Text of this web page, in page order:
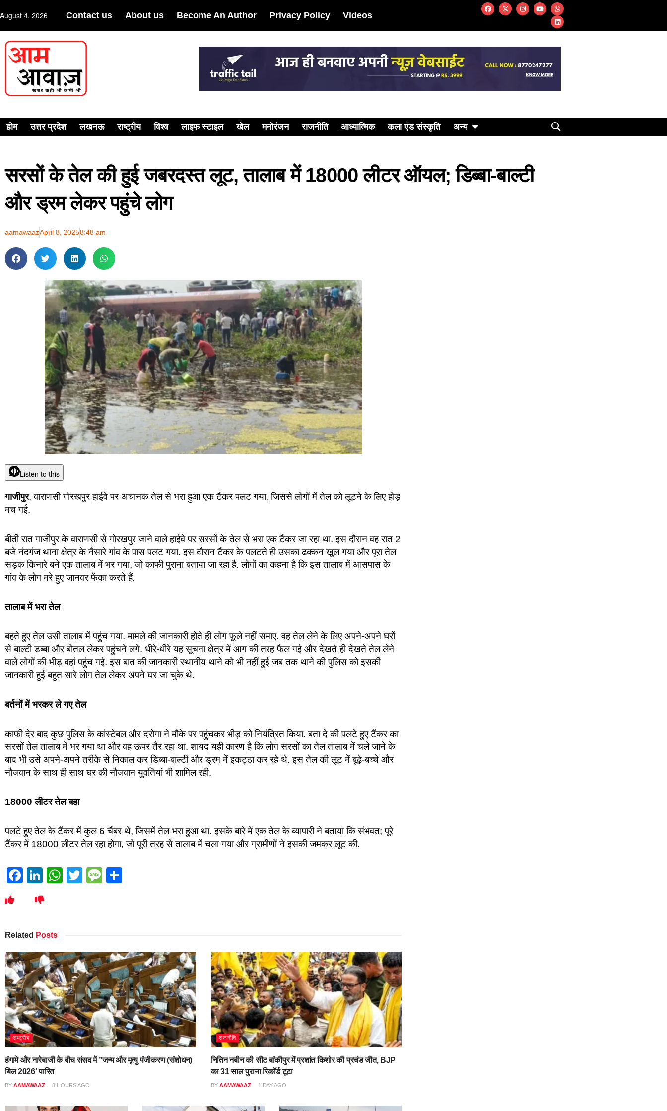
August 4, 2026 Contact us About us Become An Author Privacy Policy Videos
होम उत्तर प्रदेश लखनऊ राष्ट्रीय विश्व लाइफ स्टाइल खेल मनोरंजन राजनीति आध्यात्मिक कला एंड संस्कृति अन्य
सरसों के तेल की हुई जबरदस्त लूट, तालाब में 18000 लीटर ऑयल; डिब्बा-बाल्टी
और ड्रम लेकर पहुंचे लोग
aamawaazApril 8, 20258:48 am
Listen to this
गाजीपुर, वाराणसी गोरखपुर हाईवे पर अचानक तेल से भरा हुआ एक टैंकर पलट गया, जिससे लोगों में तेल को लूटने के लिए होड़
मच गई.
बीती रात गाजीपुर के वाराणसी से गोरखपुर जाने वाले हाईवे पर सरसों के तेल से भरा एक टैंकर जा रहा था. इस दौरान वह रात 2
बजे नंदगंज थाना क्षेत्र के नैसारे गांव के पास पलट गया. इस दौरान टैंकर के पलटते ही उसका ढक्कन खुल गया और पूरा तेल
सड़क किनारे बने एक तालाब में भर गया, जो काफी पुराना बताया जा रहा है. लोगों का कहना है कि इस तालाब में आसपास के
गांव के लोग मरे हुए जानवर फेंका करते हैं.
तालाब में भरा तेल
बहते हुए तेल उसी तालाब में पहुंच गया. मामले की जानकारी होते ही लोग फूले नहीं समाए. वह तेल लेने के लिए अपने-अपने घरों
से बाल्टी डब्बा और बोतल लेकर पहुंचने लगे. धीरे-धीरे यह सूचना क्षेत्र में आग की तरह फैल गई और देखते ही देखते तेल लेने
वाले लोगों की भीड़ वहां पहुंच गई. इस बात की जानकारी स्थानीय थाने को भी नहीं हुई जब तक थाने की पुलिस को इसकी
जानकारी हुई बहुत सारे लोग तेल लेकर अपने घर जा चुके थे.
बर्तनों में भरकर ले गए तेल
काफी देर बाद कुछ पुलिस के कांस्टेबल और दरोगा ने मौके पर पहुंचकर भीड़ को नियंत्रित किया. बता दे की पलटे हुए टैंकर का
सरसों तेल तालाब में भर गया था और वह ऊपर तैर रहा था. शायद यही कारण है कि लोग सरसों का तेल तालाब में चले जाने के
बाद भी उसे अपने-अपने तरीके से निकाल कर डिब्बा-बाल्टी और ड्रम में इकट्ठा कर रहे थे. इस तेल की लूट में बूढ़े-बच्चे और
नौजवान के साथ ही साथ घर की नौजवान युवतियां भी शामिल रही.
18000 लीटर तेल बहा
पलटे हुए तेल के टैंकर में कुल 6 चैंबर थे, जिसमें तेल भरा हुआ था. इसके बारे में एक तेल के व्यापारी ने बताया कि संभवत; पूरे
टैंकर में 18000 लीटर तेल रहा होगा, जो पूरी तरह से तालाब में चला गया और ग्रामीणों ने इसकी जमकर लूट की.
Facebook
LinkedIn
WhatsApp
TwitterMessage
Related Posts
राष्ट्रीय
हंगामे और नारेबाजी के बीच संसद में ”जन्म और मृत्यु पंजीकरण (संशोधन)
बिल 2026′ पारित
BY AAMAWAAZ 3 HOURS AGO
राजनीति
नितिन नबीन की सीट बांकीपुर में प्रशांत किशोर की प्रचंड जीत, BJP
का 31 साल पुराना रिकॉर्ड टूटा
BY AAMAWAAZ 1 DAY AGO